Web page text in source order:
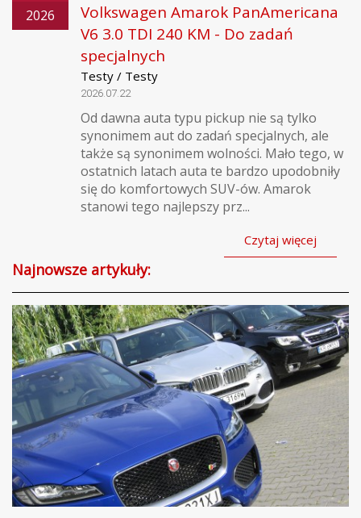
2026
Volkswagen Amarok PanAmericana
V6 3.0 TDI 240 KM - Do zadań
specjalnych
Testy / Testy
2026.07.22
Od dawna auta typu pickup nie są tylko
synonimem aut do zadań specjalnych, ale
także są synonimem wolności. Mało tego, w
ostatnich latach auta te bardzo upodobniły
się do komfortowych SUV-ów. Amarok
stanowi tego najlepszy prz...
Czytaj więcej
Najnowsze artykuły: